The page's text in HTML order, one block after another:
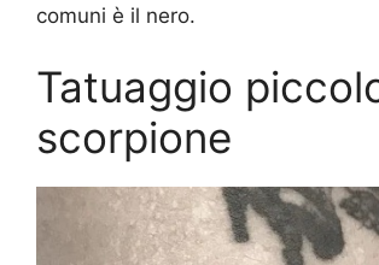
comuni è il nero.
Tatuaggio
scorpione